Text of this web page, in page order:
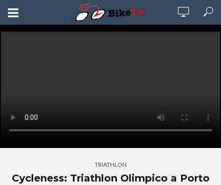
TRIATHLON
Cycleness: Triathlon Olimpico a Porto